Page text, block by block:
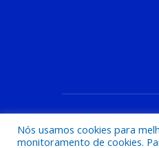
Nós usamos cookies para
monitoramento de cookies.